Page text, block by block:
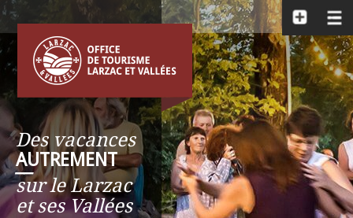
Des vacances
AUTREMENT
__
sur le Larzac
et ses Vallées